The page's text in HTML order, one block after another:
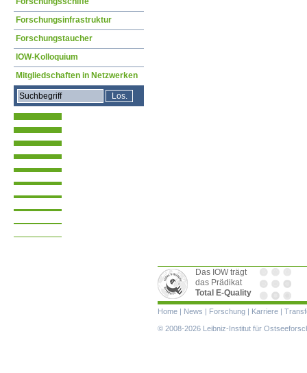
Forschungsinfrastruktur
Forschungstaucher
IOW-Kolloquium
Mitgliedschaften in Netzwerken
Das IOW trägt
das Prädikat
Total E-Quality
Navigation
überspringen
Home | News | Forschung | Karriere |
© 2008-2026 Leibniz-Institut für